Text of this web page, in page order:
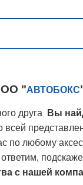
"АВТОБОКС
друга
Вы
по любому
с нашей